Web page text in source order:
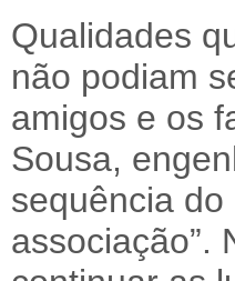
Qualidades
não podiam
amigos e os
Sousa,
sequência
associação”.